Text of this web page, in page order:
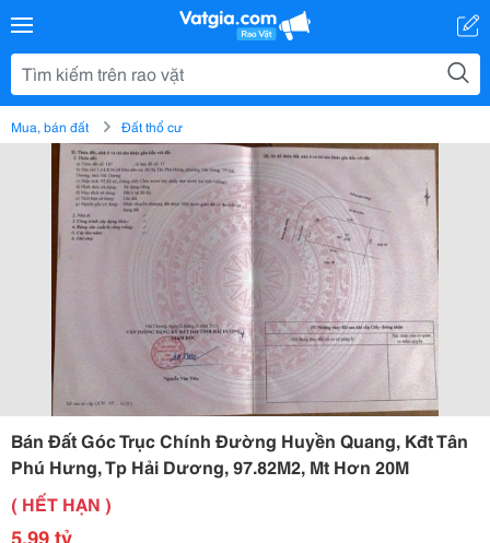
Mua, bán đất Đất thổ cư
Bán Đất Góc Trục Chính Đường Huyền Quang, Kđt Tân
Phú Hưng, Tp Hải Dương, 97.82M2, Mt Hơn 20M
( HẾT HẠN )
5,99 tỷ